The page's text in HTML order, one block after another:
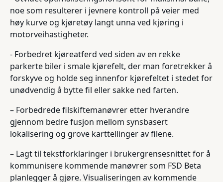
noe som resulterer i jevnere kontroll på veier med
høy kurve og kjøretøy langt unna ved kjøring i
motorveihastigheter.
- Forbedret kjøreatferd ved siden av en rekke
parkerte biler i smale kjørefelt, der man foretrekker å
forskyve og holde seg innenfor kjørefeltet i stedet for
unødvendig å bytte fil eller sakke ned farten.
– Forbedrede filskiftemanøvrer etter hverandre
gjennom bedre fusjon mellom synsbasert
lokalisering og grove karttellinger av filene.
– Lagt til tekstforklaringer i brukergrensesnittet for å
kommunisere kommende manøvrer som FSD Beta
planlegger å gjøre. Visualiseringen av kommende